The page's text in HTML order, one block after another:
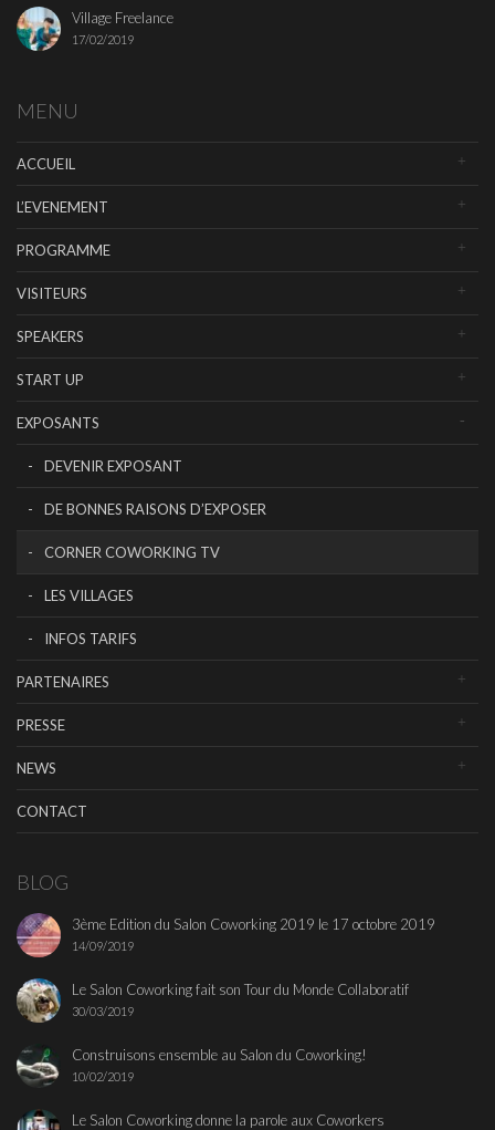
Village Freelance
17/02/2019
MENU
ACCUEIL
L’EVENEMENT
PROGRAMME
VISITEURS
SPEAKERS
START UP
EXPOSANTS
DEVENIR EXPOSANT
DE BONNES RAISONS D’EXPOSER
CORNER COWORKING TV
LES VILLAGES
INFOS TARIFS
PARTENAIRES
PRESSE
NEWS
CONTACT
BLOG
3ème Edition du Salon Coworking 2019 le 17 octobre 2019
14/09/2019
Le Salon Coworking fait son Tour du Monde Collaboratif
30/03/2019
Construisons ensemble au Salon du Coworking!
10/02/2019
Le Salon Coworking donne la parole aux Coworkers